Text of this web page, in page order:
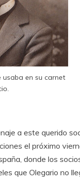
en su carnet
a este querido
el próximo
donde los
que Olegario no